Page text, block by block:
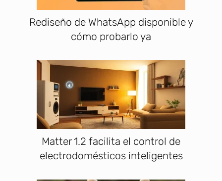
Rediseño de WhatsApp disponible y
cómo probarlo ya
Matter 1.2 facilita el control de
electrodomésticos inteligentes